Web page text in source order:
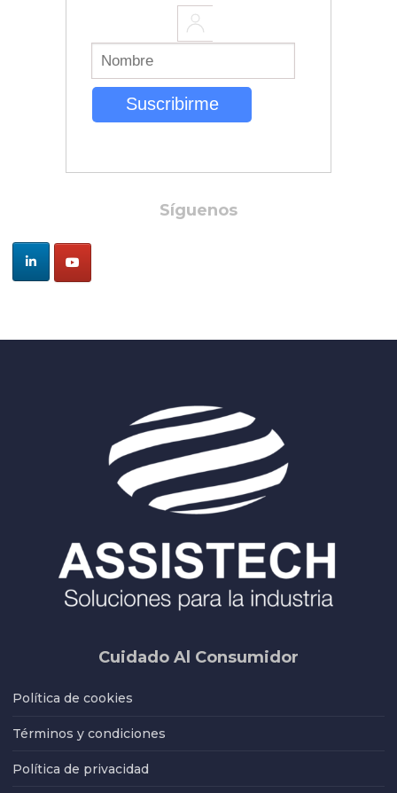
Síguenos
Cuidado Al Consumidor
Política de cookies
Términos y condiciones
Política de privacidad